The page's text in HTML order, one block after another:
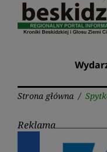
Strona główna /
Reklama